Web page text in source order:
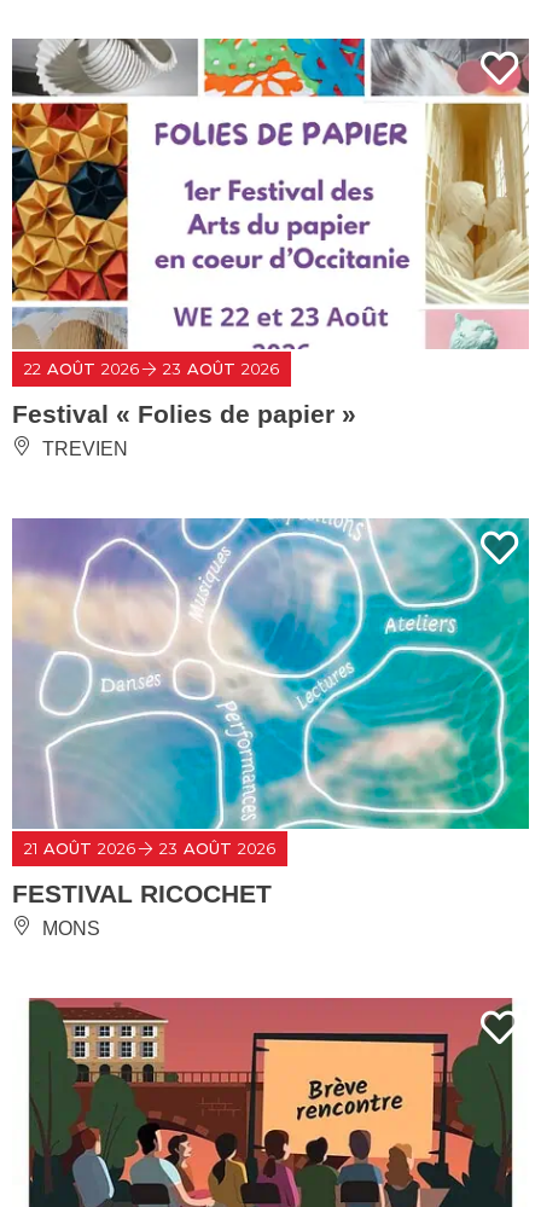
22 AOÛT 2026 23 AOÛT 2026
Festival « Folies de papier »
TREVIEN
21 AOÛT 2026 23 AOÛT 2026
FESTIVAL RICOCHET
MONS